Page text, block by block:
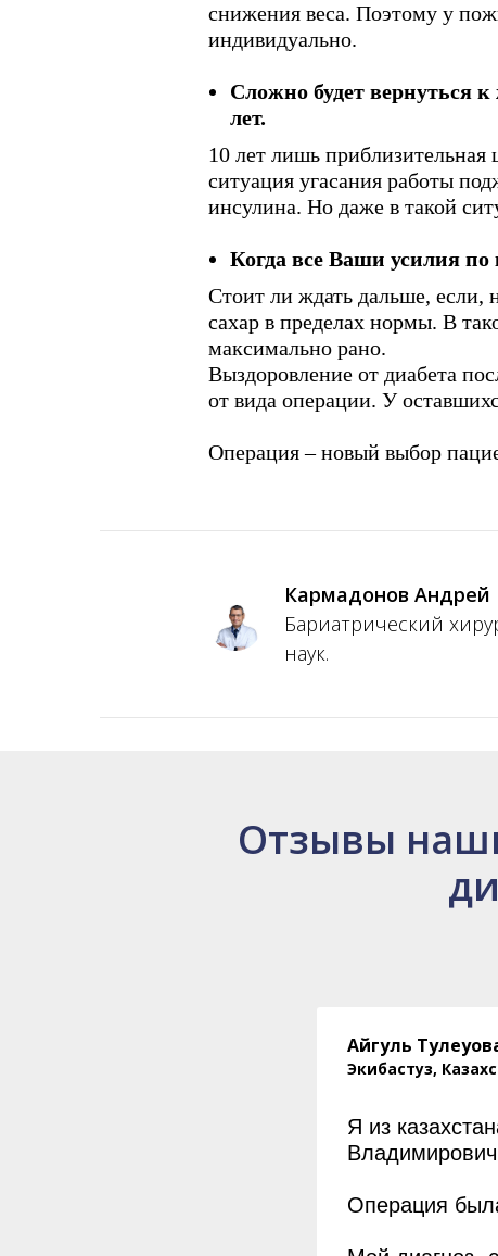
снижения веса. Поэтому у
индивидуально.
Сложно будет вернуться к
лет.
10 лет лишь
ситуация угасания работы
инсулина. Но даже в такой
Когда все Ваши усилия по
Стоит ли ждать дальше, если,
сахар в пределах нормы. В
максимально рано.
Выздоровление от диабета
от вида операции. У
Операция – новый выбор
Кармадонов
Бариатрический
наук.
Отзывы
Айгуль
Экибастуз,
Я из
Операция